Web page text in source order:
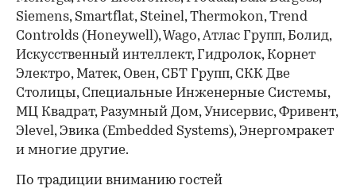
Siemens, Smartflat, Steinel, Thermokon, Trend
Controlds (Honeywell), Wago, Атлас Групп, Болид,
Искусственный интеллект, Гидролок, Корнет
Электро, Матек, Овен, СБТ Групп, СКК Две
Столицы, Специальные Инженерные Системы,
МЦ Квадрат, Разумный Дом, Унисервис, Фривент,
Эlevel, Эвика (Embedded Systems), Энергомракет
и многие другие.
По традиции вниманию гостей